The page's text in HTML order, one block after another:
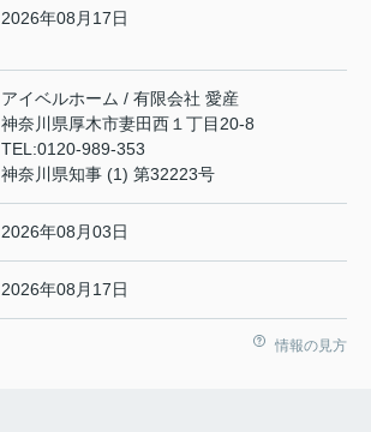
2026年08月17日
アイベルホーム / 有限会社 愛産
神奈川県厚木市妻田西１丁目20-8
TEL:0120-989-353
神奈川県知事 (1) 第32223号
2026年08月03日
2026年08月17日
情報の見方